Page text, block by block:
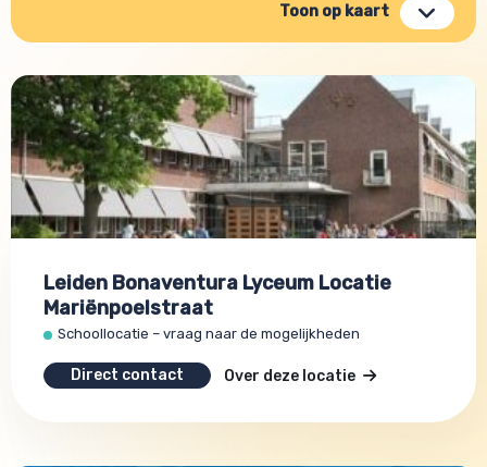
Toon op kaart
Leiden Bonaventura Lyceum Locatie
Mariënpoelstraat
Schoollocatie – vraag naar de mogelijkheden
Direct contact Over deze locatie